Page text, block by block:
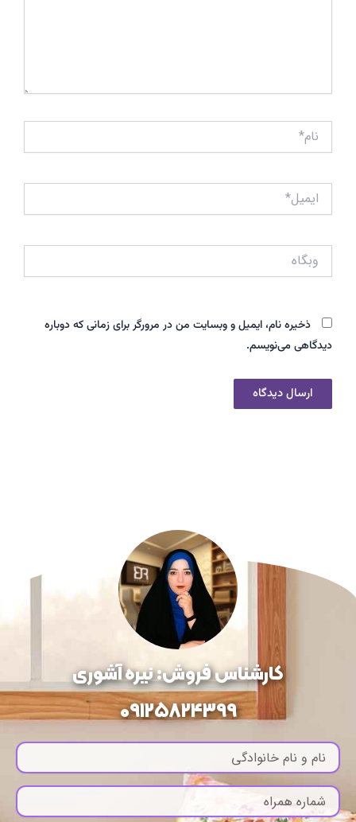
نام*
ایمیل*
ذخیره نام، ایمیل و وبسایت من در مرورگر برای زمانی که دوباره
دیدگاهی می‌نویسم.
کارشناس فروش: نیره آشوری
09125824399